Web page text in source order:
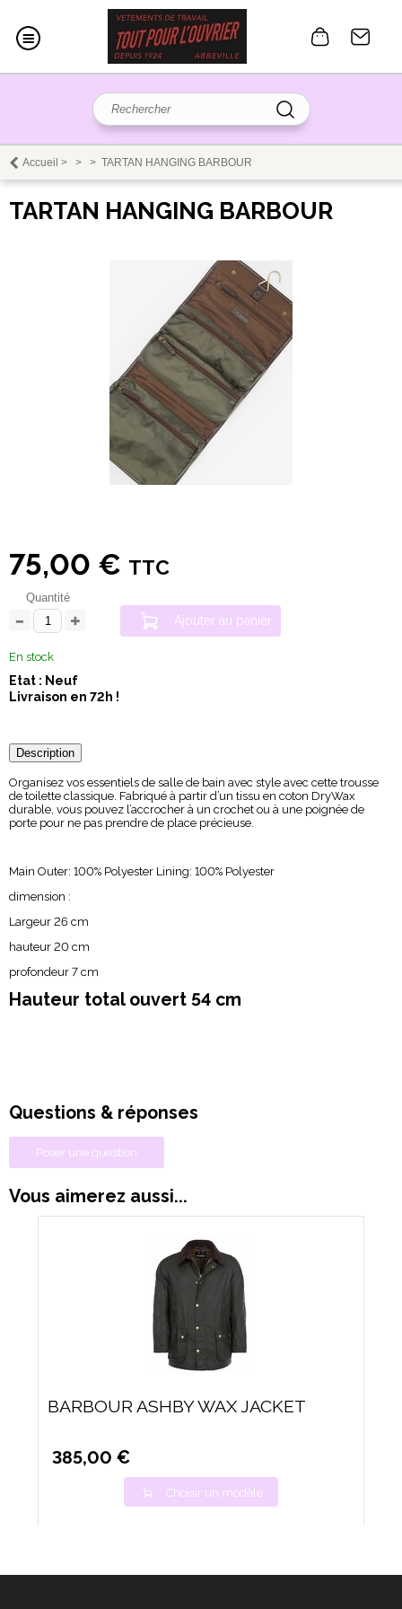
Accueil > > > TARTAN HANGING BARBOUR
TARTAN HANGING BARBOUR
75,00 € TTC
Quantité
Ajouter au panier
En stock
Etat : Neuf
Livraison en 72h !
Description
Organisez vos essentiels de salle de bain avec style avec cette trousse
de toilette classique. Fabriqué à partir d’un tissu en coton DryWax
durable, vous pouvez l’accrocher à un crochet ou à une poignée de
porte pour ne pas prendre de place précieuse.
Main Outer: 100% Polyester Lining: 100% Polyester
dimension :
Largeur 26 cm
hauteur 20 cm
profondeur 7 cm
Hauteur total ouvert 54 cm
Questions & réponses
Poser une question
Vous aimerez aussi...
BARBOUR ASHBY WAX JACKET
385,00 €
Choisir un modèle